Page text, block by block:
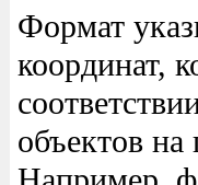
Формат
координат,
объектов на